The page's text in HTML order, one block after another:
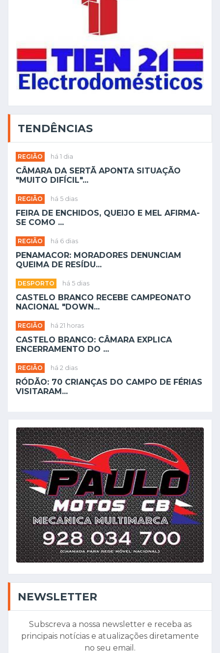
TENDÊNCIAS
REGIÃO há 1 dia
CÂMARA DA SERTÃ APONTA SITUAÇÃO
"MUITO DIFÍCIL"...
REGIÃO há 5 dias
FEIRA DE ENCHIDOS, QUEIJO E MEL AFIRMA-
SE COMO ...
REGIÃO há 6 dias
PENAMACOR: MORADORES DENUNCIAM
QUEIMA DE RESÍDU...
DESPORTO há 5 dias
CASTELO BRANCO RECEBE CAMPEONATO
NACIONAL "DOWN...
REGIÃO há 21 horas
CASTELO BRANCO: CÂMARA EXPLICA
ENCERRAMENTO DO ...
REGIÃO há 2 dias
RÓDÃO: 70 CRIANÇAS DO CAMPO DE FÉRIAS
VISITARAM...
NEWSLETTER
Subscreva a nossa newsletter e receba as
principais notícias e atualizações diretamente
no seu email.